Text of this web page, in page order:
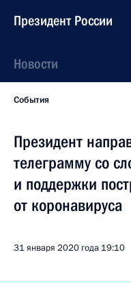
Президент России
Новости
События
Президент
телеграмму со
и поддержки
от коронавируса
31 января 2020 года 19:10